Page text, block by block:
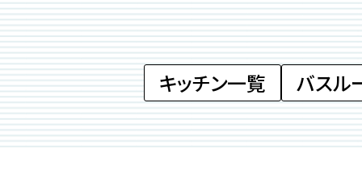
キッチン一覧 バスル